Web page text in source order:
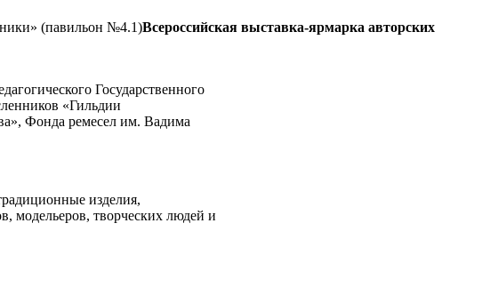
(павильон №4.1)Всероссийская выставка-ярмарка авторских
Государственного
«Гильдии
Фонда ремесел им. Вадима
изделия,
модельеров, творческих людей и